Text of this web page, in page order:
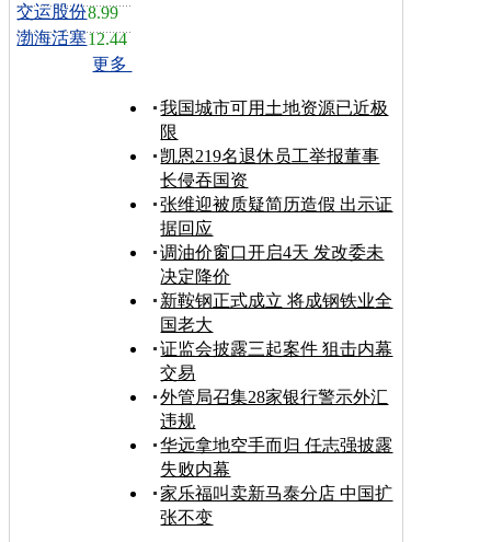
交运股份8.99
渤海活塞12.44
更多
我国城市可用土地资源已近极
限
凯恩219名退休员工举报董事
长侵吞国资
张维迎被质疑简历造假 出示证
据回应
调油价窗口开启4天 发改委未
决定降价
新鞍钢正式成立 将成钢铁业全
国老大
证监会披露三起案件 狙击内幕
交易
外管局召集28家银行警示外汇
违规
华远拿地空手而归 任志强披露
失败内幕
家乐福叫卖新马泰分店 中国扩
张不变